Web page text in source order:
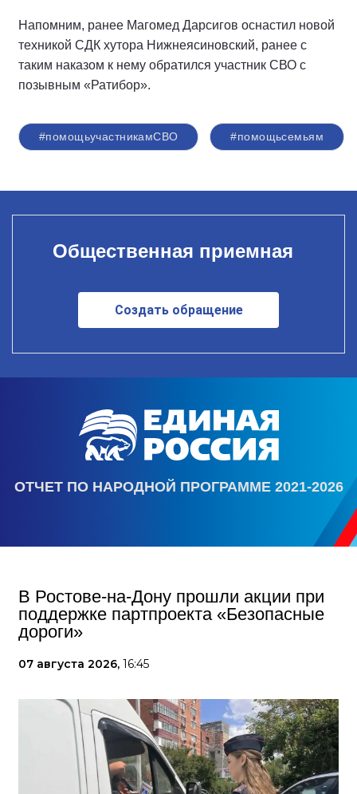
Напомним, ранее Магомед Дарсигов оснастил новой
техникой СДК хутора Нижнеясиновский, ранее с
таким наказом к нему обратился участник СВО с
позывным «Ратибор».
#помощьучастникамСВО #помощьсемьям
Общественная приемная
Создать обращение
ОТЧЕТ ПО НАРОДНОЙ ПРОГРАММЕ 2021-2026
В Ростове-на-Дону прошли акции при
поддержке партпроекта «Безопасные
дороги»
07 августа 2026, 16:45